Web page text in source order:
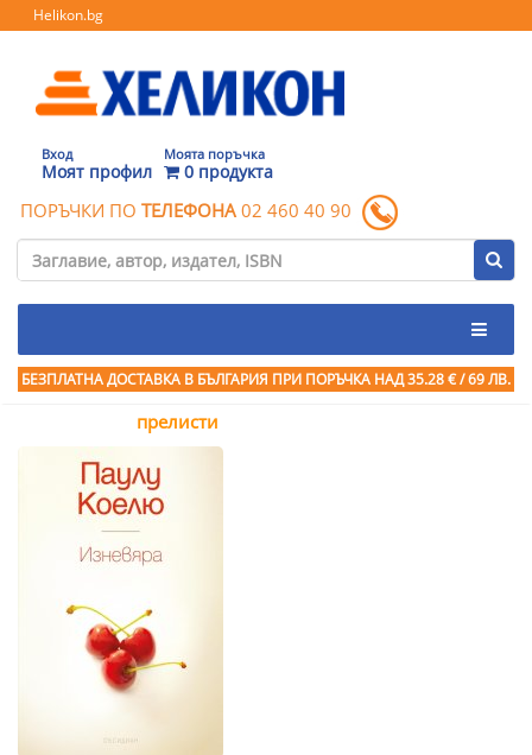
Helikon.bg
Вход
Моят профил
Моята поръчка
0 продукта
ПОРЪЧКИ ПО ТЕЛЕФОНА 02 460 40 90
БЕЗПЛАТНА ДОСТАВКА В БЪЛГАРИЯ ПРИ ПОРЪЧКА НАД 35.28 € / 69 ЛВ.
прелисти